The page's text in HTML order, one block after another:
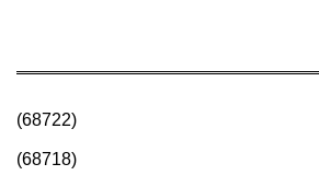
(68722)
(68718)